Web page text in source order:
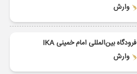
وارش
فرودگاه بین‌المللی امام خمینی IKA
وارش